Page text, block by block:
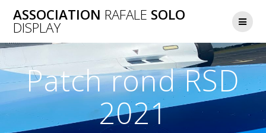
to
ASSOCIATION RAFALE SOLO
DISPLAY
Patch rond RSD
2021